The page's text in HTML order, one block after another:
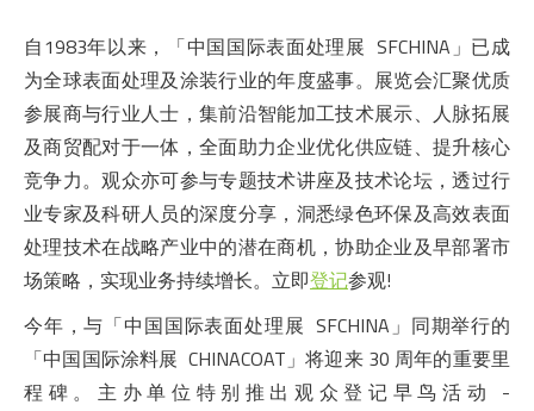
自1983年以来，「中国国际表面处理展 SFCHINA」已成
为全球表面处理及涂装行业的年度盛事。展览会汇聚优质
参展商与行业人士，集前沿智能加工技术展示、人脉拓展
及商贸配对于一体，全面助力企业优化供应链、提升核心
竞争力。观众亦可参与专题技术讲座及技术论坛，透过行
业专家及科研人员的深度分享，洞悉绿色环保及高效表面
处理技术在战略产业中的潜在商机，协助企业及早部署市
场策略，实现业务持续增长。立即登记参观!
今年，与「中国国际表面处理展 SFCHINA」同期举行的
「中国国际涂料展 CHINACOAT」将迎来 30 周年的重要里
程碑。主办单位特别推出观众登记早鸟活动 -